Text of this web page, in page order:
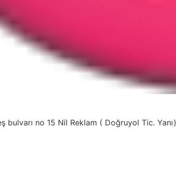
bulvarı no 15 Nil Reklam ( Doğruyol Tic. Yanı)